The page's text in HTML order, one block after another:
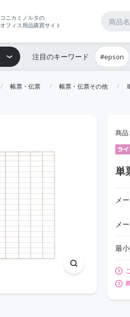
コニカミノルタの
オフィス用品購買サイト
注目のキーワード #epson
帳票・伝票 帳票・伝票その他
商品
単
メ
メ
最